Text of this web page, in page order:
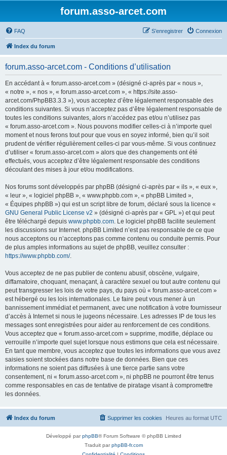
forum.asso-arcet.com
FAQ Connexion
S’enregistrer
Index du forum
forum.asso-arcet.com - Conditions d’utilisation
En accédant à « forum.asso-arcet.com » (désigné ci-après par « nous »,
« notre », « nos », « forum.asso-arcet.com », « https://site.asso-
arcet.com/PhpBB3.3.3 »), vous acceptez d’être légalement responsable des
conditions suivantes. Si vous n’acceptez pas d’être légalement responsable de
toutes les conditions suivantes, alors n’accédez pas et/ou n’utilisez pas
« forum.asso-arcet.com ». Nous pouvons modifier celles-ci à n’importe quel
moment et nous ferons tout pour que vous en soyez informé, bien qu’il soit
prudent de vérifier régulièrement celles-ci par vous-même. Si vous continuez
d’utiliser « forum.asso-arcet.com » alors que des changements ont été
effectués, vous acceptez d’être légalement responsable des conditions
découlant des mises à jour et/ou modifications.
Nos forums sont développés par phpBB (désigné ci-après par « ils », « eux »,
« leur », « logiciel phpBB », « www.phpbb.com », « phpBB Limited »,
« Équipes phpBB ») qui est un script libre de forum, déclaré sous la licence «
GNU General Public License v2 » (désigné ci-après par « GPL ») et qui peut
être téléchargé depuis www.phpbb.com. Le logiciel phpBB facilite seulement
les discussions sur Internet. phpBB Limited n’est pas responsable de ce que
nous acceptons ou n’acceptons pas comme contenu ou conduite permis. Pour
de plus amples informations au sujet de phpBB, veuillez consulter :
https://www.phpbb.com/.
Vous acceptez de ne pas publier de contenu abusif, obscène, vulgaire,
diffamatoire, choquant, menaçant, à caractère sexuel ou tout autre contenu qui
peut transgresser les lois de votre pays, du pays où « forum.asso-arcet.com »
est hébergé ou les lois internationales. Le faire peut vous mener à un
bannissement immédiat et permanent, avec une notification à votre fournisseur
d’accès à Internet si nous le jugeons nécessaire. Les adresses IP de tous les
messages sont enregistrées pour aider au renforcement de ces conditions.
Vous acceptez que « forum.asso-arcet.com » supprime, modifie, déplace ou
verrouille n’importe quel sujet lorsque nous estimons que cela est nécessaire.
En tant que membre, vous acceptez que toutes les informations que vous avez
saisies soient stockées dans notre base de données. Bien que ces
informations ne soient pas diffusées à une tierce partie sans votre
consentement, ni « forum.asso-arcet.com », ni phpBB ne pourront être tenus
comme responsables en cas de tentative de piratage visant à compromettre
les données.
Index du forum Heures au format UTC
Supprimer les cookies
Développé parphpBB® Forum Software © phpBB Limited
Traduit parphpBB-fr.com